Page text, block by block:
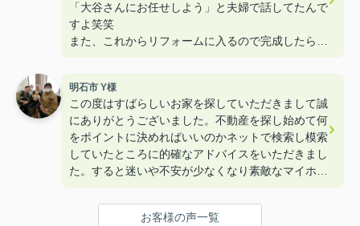
「大谷さんにお任せしよう」と夫婦で話してたんで
すよ笑笑
また、これからリフォームに入るので完成したら遊
明石市 Y様
この度はすばらしいお家を探していただきまして誠
にありがとうございました。不動産を探し始めて何
をポイントに決めればいいのかネットで検索し模索
していたところに的確なアドバイスをいただきまし
た。すると迷いや不安が少なくなり素敵なマイホー
ございました。
お客様の声一覧